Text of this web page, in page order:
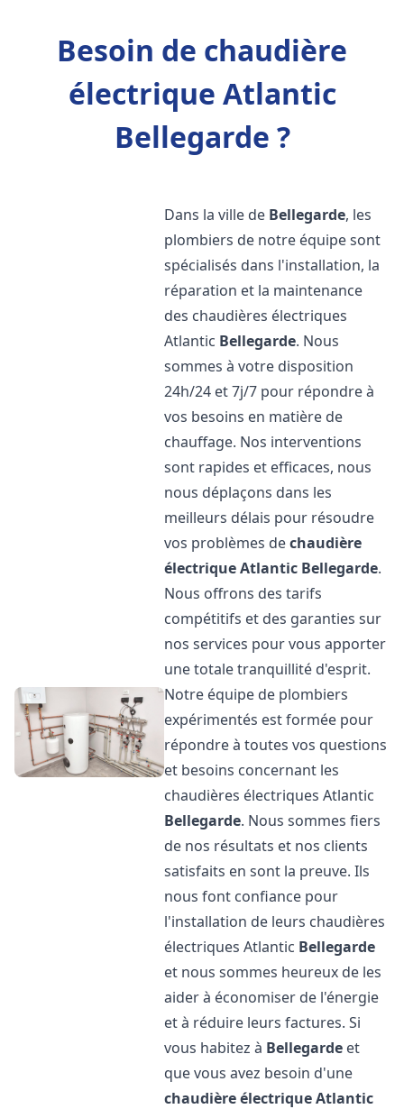
Besoin de chaudière
électrique Atlantic
Bellegarde ?
Dans la ville de Bellegarde, les
plombiers de notre équipe sont
spécialisés dans l'installation, la
réparation et la maintenance
des chaudières électriques
Atlantic Bellegarde. Nous
sommes à votre disposition
24h/24 et 7j/7 pour répondre à
vos besoins en matière de
chauffage. Nos interventions
sont rapides et efficaces, nous
nous déplaçons dans les
meilleurs délais pour résoudre
vos problèmes dechaudière
électrique Atlantic Bellegarde.
Nous offrons des tarifs
compétitifs et des garanties sur
nos services pour vous apporter
une totale tranquillité d'esprit.
Notre équipe de plombiers
expérimentés est formée pour
répondre à toutes vos questions
et besoins concernant les
chaudières électriques Atlantic
Bellegarde. Nous sommes fiers
de nos résultats et nos clients
satisfaits en sont la preuve. Ils
nous font confiance pour
l'installation de leurs chaudières
électriques Atlantic Bellegarde
et nous sommes heureux de les
aider à économiser de l'énergie
et à réduire leurs factures. Si
vous habitez à Bellegarde et
que vous avez besoin d'une
chaudière électrique Atlantic